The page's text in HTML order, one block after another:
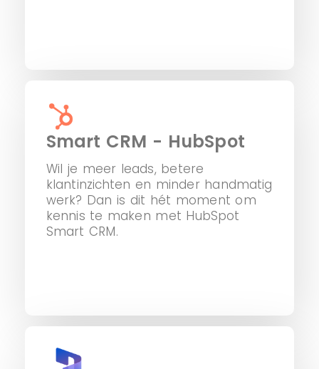
Smart CRM - HubSpot
Wil je meer leads, betere
klantinzichten en minder handmatig
werk? Dan is dit hét moment om
kennis te maken met HubSpot
Smart CRM.